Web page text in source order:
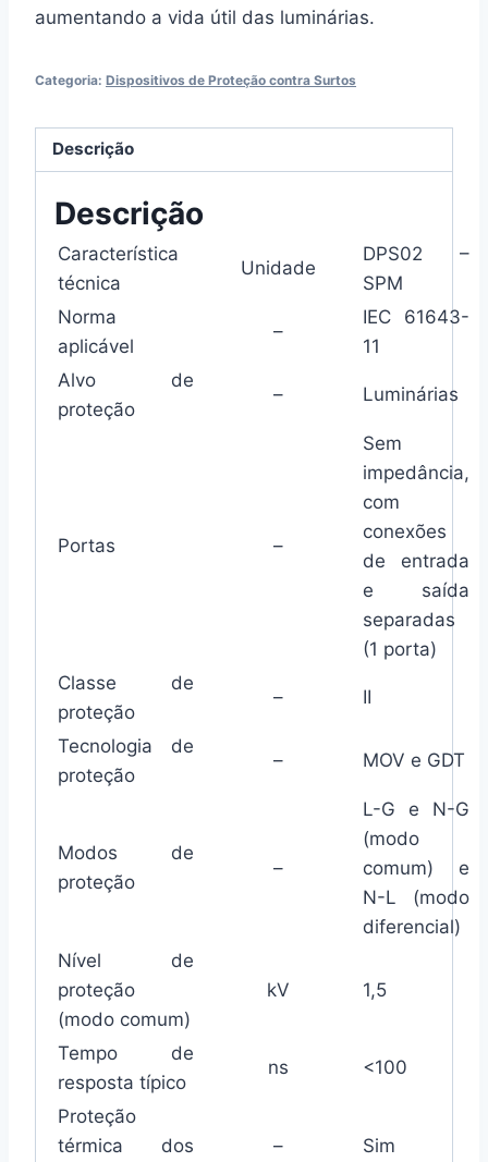
aumentando a vida útil das luminárias.
Categoria: Dispositivos de Proteção contra Surtos
Descrição
Descrição
Característica
técnica
Unidade
DPS02 –
SPM
Norma
aplicável
–
IEC 61643-
11
Alvo de
proteção
– Luminárias
Portas –
Sem
impedância,
com
conexões
de entrada
e saída
separadas
(1 porta)
Classe de
proteção
– II
Tecnologia de
proteção
– MOV e GDT
Modos de
proteção
–
L-G e N-G
(modo
comum) e
N-L (modo
diferencial)
Nível de
proteção
(modo comum)
kV 1,5
Tempo de
resposta típico
ns <100
Proteção
térmica dos
– Sim